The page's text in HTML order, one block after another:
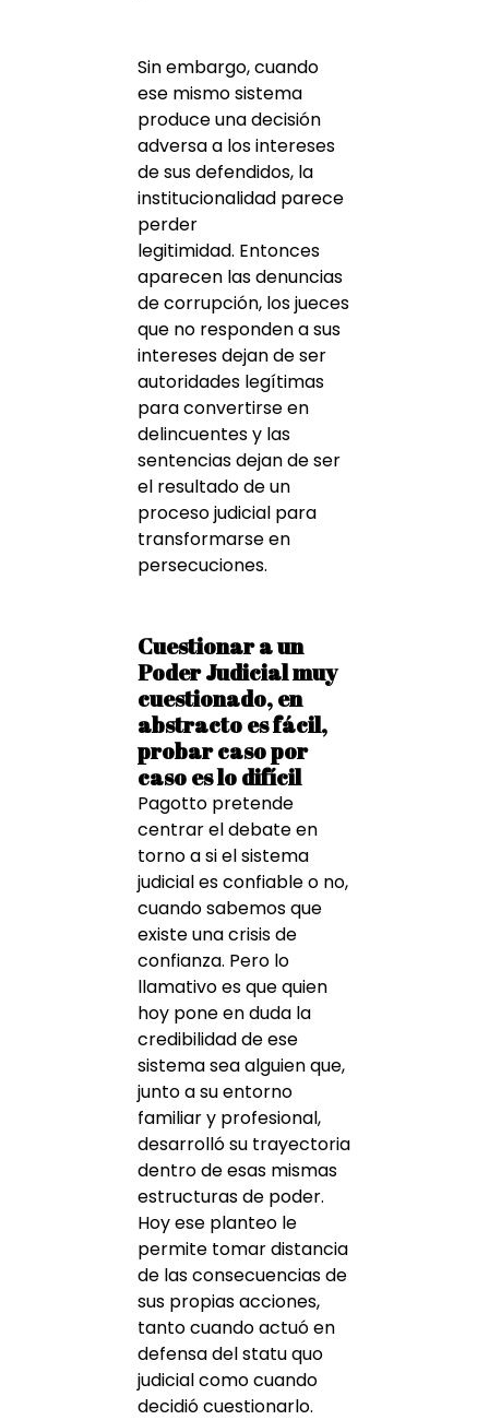
Sin embargo, cuando
ese mismo sistema
produce una decisión
adversa a los intereses
de sus defendidos, la
institucionalidad parece
perder
legitimidad. Entonces
aparecen las denuncias
de corrupción, los jueces
que no responden a sus
intereses dejan de ser
autoridades legítimas
para convertirse en
delincuentes y las
sentencias dejan de ser
el resultado de un
proceso judicial para
transformarse en
persecuciones.
Cuestionar a un
Poder Judicial muy
cuestionado, en
abstracto es fácil,
probar caso por
caso es lo difícil
Pagotto pretende
centrar el debate en
torno a si el sistema
judicial es confiable o no,
cuando sabemos que
existe una crisis de
confianza. Pero lo
llamativo es que quien
hoy pone en duda la
credibilidad de ese
sistema sea alguien que,
junto a su entorno
familiar y profesional,
desarrolló su trayectoria
dentro de esas mismas
estructuras de poder.
Hoy ese planteo le
permite tomar distancia
de las consecuencias de
sus propias acciones,
tanto cuando actuó en
defensa del statu quo
judicial como cuando
decidió cuestionarlo.